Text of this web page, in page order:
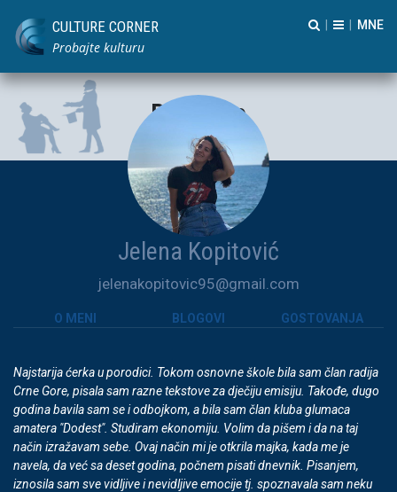
CULTURE CORNER
Probajte kulturu
Pozorište
Jelena Kopitović
jelenakopitovic95@gmail.com
O MENI BLOGOVI GOSTOVANJA
Najstarija ćerka u porodici. Tokom osnovne škole bila sam član radija
Crne Gore, pisala sam razne tekstove za dječiju emisiju. Takođe, dugo
godina bavila sam se i odbojkom, a bila sam član kluba glumaca
amatera "Dodest". Studiram ekonomiju. Volim da pišem i da na taj
način izražavam sebe. Ovaj način mi je otkrila majka, kada me je
navela, da već sa deset godina, počnem pisati dnevnik. Pisanjem,
iznosila sam sve vidljive i nevidljive emocije tj. spoznavala sam neku